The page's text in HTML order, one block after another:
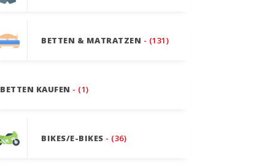
BETTEN & MATRATZEN - (131)
BETTEN KAUFEN - (1)
BIKES/E-BIKES - (36)